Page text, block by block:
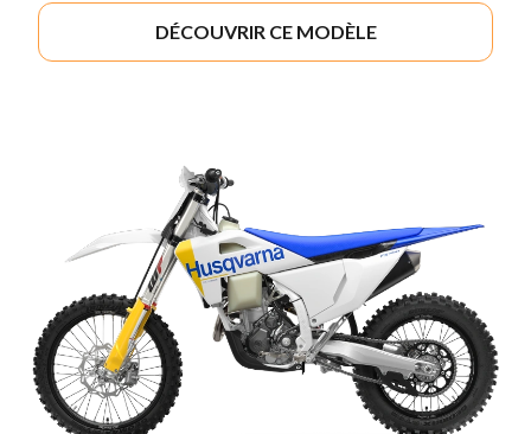
DÉCOUVRIR CE MODÈLE